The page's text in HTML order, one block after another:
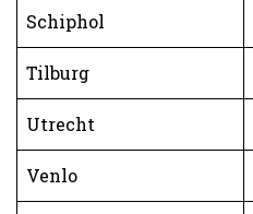
Schiphol
Tilburg
Utrecht
Venlo